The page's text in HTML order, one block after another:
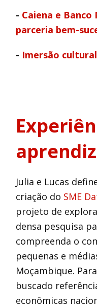
- Caiena e Banco
parceria bem-
- Imersão cultural
Julia e Lucas
criação do SME
projeto de
densa pesquisa
compreenda o
pequenas e
Moçambique.
buscado
econômicas